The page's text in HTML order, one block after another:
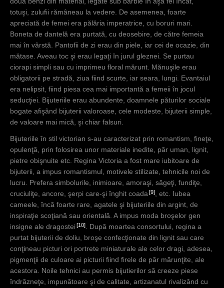
totuşi, zulufii rămâneau la vedere. De asemenea, foarte
apreciată de femei era pălăria imperatrice, cu boruri mari.
Boneta de dantelă era purtată, cu deosebire, de către femeia
mai în vârstă. Pantofii de zi erau din piele, iar cei de ocazie, din
mătase. Aveau toc şi erau legaţi în jurul gleznei. Se purtau
ciorapi simpli sau cu imprimeu floral mărunt. Mănuşile erau
obligatorii pe stradă, ziua fiind scurte, iar seara, lungi. Evantaiul
era nelipsit, fiind piesa cea mai importantă a femeii în jocul
seducţiei. Bijuteriile erau abundente, doamnele păturilor sociale
bogate afişând bijuterii valoroase, cele modeste, bijuterii simple,
de valoare mai mică, şi chiar falsuri.
Bijuteriile în stil victorian s-au caracterizat prin romantism, fineţe,
opulenţă, prin folosirea unor materiale inedite, păr uman, lignit,
pietre obişnuite etc. Regina Victoria a fost mare iubitoare de
bijuterii, a impus romantismul, motivele stilizate, tehnicile noi de
lucru. Prefera simbolurile, inimioare, amoraşi, săgeţi, fundiţe,
cruciuliţe, ancore, şerpi care-şi înghit coada 9
, etc. Iubea
cameele, încă foarte rare, agatele şi bijuteriile din argint, de
inspiraţie scoţiană sau orientală. A impus moda broşelor gen
insigne ale dragostei 10
. După moartea consortului, regina a
purtat bijuterii de doliu, broşe confecţionate din lignit sau care
conţineau picturi ori portrete miniaturale ale celor dragi, adesea,
pigmenţii de culoare ai picturii fiind firele de păr mărunţite, ale
acestora. Noile tehnici au permis bijutierilor să creeze piese
îndrăzneţe, impunătoare şi de calitate, artizanatul rivalizând cu